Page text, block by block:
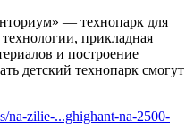
— технопарк для
прикладная
и построение
детский технопарк смогут
na-zilie-...ghighant-na-2500-